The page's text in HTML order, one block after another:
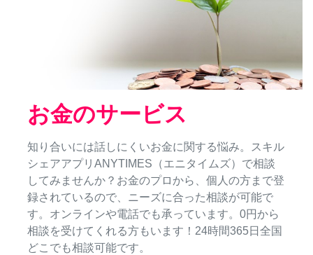
お金のサービス
知り合いには話しにくいお金に関する悩み。スキル
シェアアプリANYTIMES（エニタイムズ）で相談
してみませんか？お金のプロから、個人の方まで登
録されているので、ニーズに合った相談が可能で
す。オンラインや電話でも承っています。0円から
相談を受けてくれる方もいます！24時間365日全国
どこでも相談可能です。